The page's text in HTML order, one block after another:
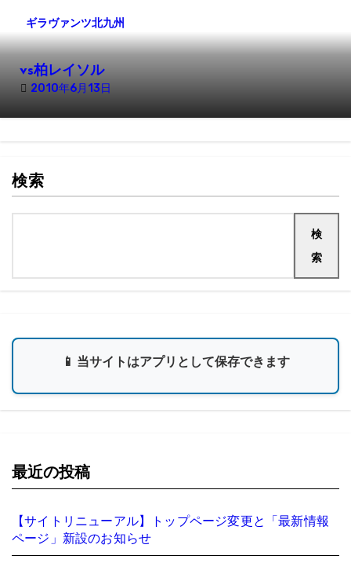
ギラヴァンツ北九州
vs柏レイソル
2010年6月13日
検索
検
索
📱 当サイトはアプリとして保存できます
最近の投稿
【サイトリニューアル】トップページ変更と「最新情報
ページ」新設のお知らせ